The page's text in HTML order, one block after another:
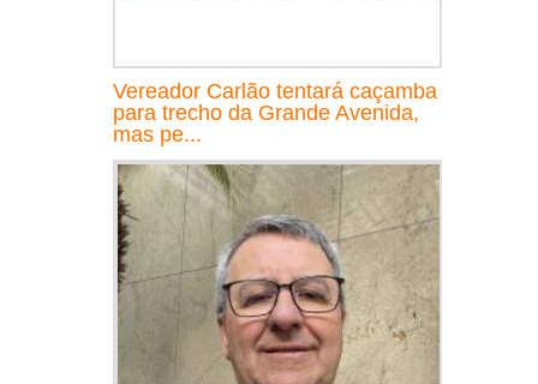
Vereador Carlão tentará caçamba
para trecho da Grande Avenida,
mas pe...